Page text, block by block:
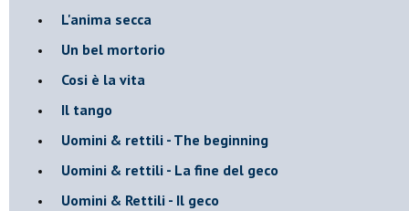
L'anima secca
Un bel mortorio
Cosi è la vita
Il tango
​Uomini & rettili - The beginning
​Uomini & rettili - La fine del geco
Uomini & Rettili - Il geco